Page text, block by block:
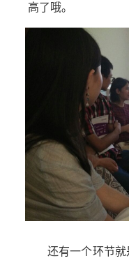
高了哦。
还有一个环节